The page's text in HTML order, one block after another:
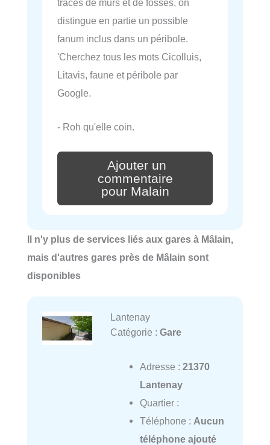
distingue en partie un possible
fanum inclus dans un péribole.
'Cherchez tous les mots Cicolluis,
Litavis, faune et péribole par
Google.
- Roh qu'elle coin.
Ajouter un
commentaire
pour Malain
Il n'y plus de services liés aux gares à Mâlain,
mais d'autres gares près de Mâlain sont
disponibles
Lantenay
Catégorie : Gare
Adresse : 21370
Lantenay
Quartier :
Téléphone : Aucun
téléphone ajouté